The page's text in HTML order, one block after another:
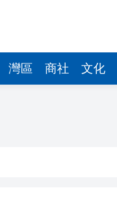
灣區 商社 文化